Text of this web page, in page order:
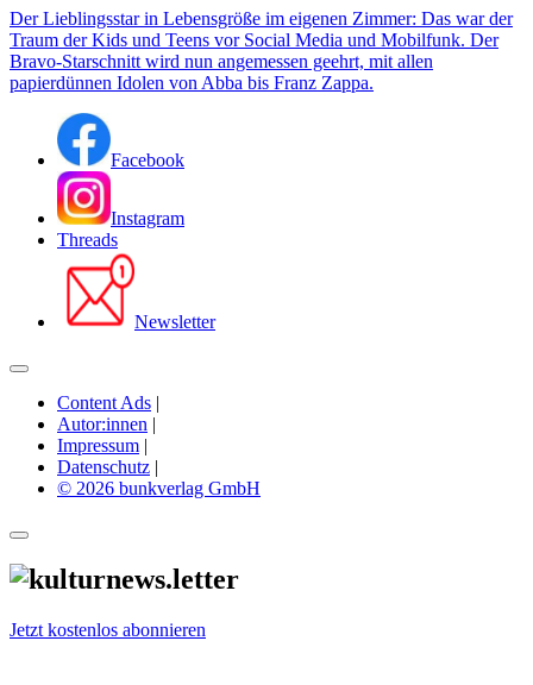
Der Lieblingsstar in Lebensgröße im eigenen Zimmer: Das war der
Traum der Kids und Teens vor Social Media und Mobilfunk. Der
Bravo-Starschnitt wird nun angemessen geehrt, mit allen
papierdünnen Idolen von Abba bis Franz Zappa.
Facebook
Instagram
Threads
Newsletter
Content Ads |
Autor:innen |
Impressum |
Datenschutz |
© 2026 bunkverlag GmbH
Jetzt kostenlos abonnieren